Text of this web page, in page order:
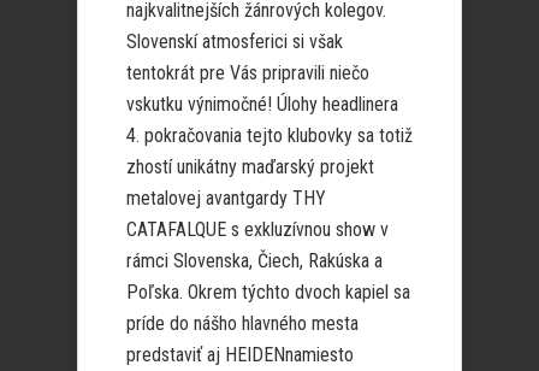
najkvalitnejších žánrových kolegov.
Slovenskí atmosferici si však
tentokrát pre Vás pripravili niečo
vskutku výnimočné! Úlohy headlinera
4. pokračovania tejto klubovky sa totiž
zhostí unikátny maďarský projekt
metalovej avantgardy THY
CATAFALQUE s exkluzívnou show v
rámci Slovenska, Čiech, Rakúska a
Poľska. Okrem týchto dvoch kapiel sa
príde do nášho hlavného mesta
predstaviť aj HEIDENnamiesto